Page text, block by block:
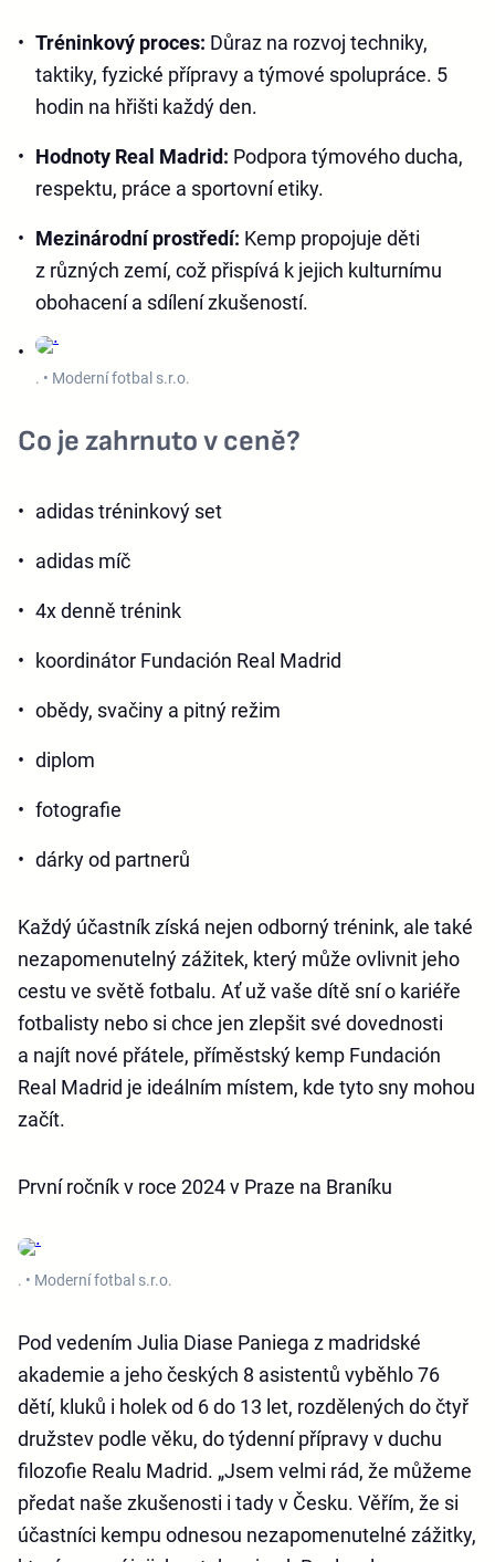
Tréninkový proces: Důraz na rozvoj techniky,
taktiky, fyzické přípravy a týmové spolupráce. 5
hodin na hřišti každý den.
Hodnoty Real Madrid: Podpora týmového ducha,
respektu, práce a sportovní etiky.
Mezinárodní prostředí: Kemp propojuje děti
z různých zemí, což přispívá k jejich kulturnímu
obohacení a sdílení zkušeností.
. • Moderní fotbal s.r.o.
Co je zahrnuto v ceně?
adidas tréninkový set
adidas míč
4x denně trénink
koordinátor Fundación Real Madrid
obědy, svačiny a pitný režim
diplom
fotografie
dárky od partnerů
Každý účastník získá nejen odborný trénink, ale také
nezapomenutelný zážitek, který může ovlivnit jeho
cestu ve světě fotbalu. Ať už vaše dítě sní o kariéře
fotbalisty nebo si chce jen zlepšit své dovednosti
a najít nové přátele, příměstský kemp Fundación
Real Madrid je ideálním místem, kde tyto sny mohou
začít.
První ročník v roce 2024 v Praze na Braníku
. • Moderní fotbal s.r.o.
Pod vedením Julia Diase Paniega z madridské
akademie a jeho českých 8 asistentů vyběhlo 76
dětí, kluků i holek od 6 do 13 let, rozdělených do čtyř
družstev podle věku, do týdenní přípravy v duchu
filozofie Realu Madrid. „Jsem velmi rád, že můžeme
předat naše zkušenosti i tady v Česku. Věřím, že si
účastníci kempu odnesou nezapomenutelné zážitky,